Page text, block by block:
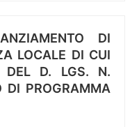
DI
LOCALE DI CUI
D. LGS. N.
DI PROGRAMMA